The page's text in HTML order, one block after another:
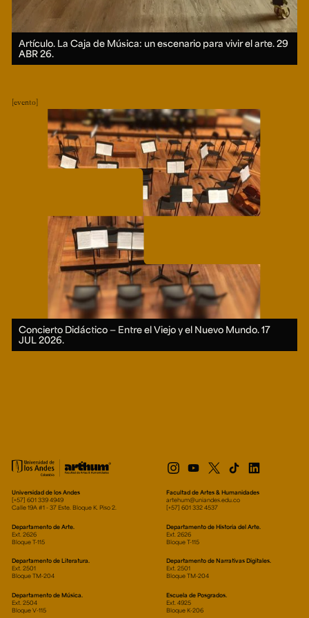
Artículo. La Caja de Música: un escenario para vivir el arte.29
ABR 26.
evento
Concierto Didáctico — Entre el Viejo y el Nuevo Mundo.17
JUL 2026.
Universidad de los Andes
[+57] 601 339 4949
Calle 19A #1 - 37 Este. Bloque K. Piso 2.
Facultad de Artes & Humanidades
artehum@uniandes.edu.co
[+57] 601 332 4537
Departamento de Arte.
Ext. 2626
Bloque T-115
Departamento de Historia del Arte.
Ext. 2626
Bloque T-115
Departamento de Literatura.
Ext. 2501
Bloque TM-204
Departamento de Narrativas Digitales.
Ext. 2501
Bloque TM-204
Departamento de Música.
Ext. 2504
Bloque V-115
Escuela de Posgrados.
Ext. 4925
Bloque K-206